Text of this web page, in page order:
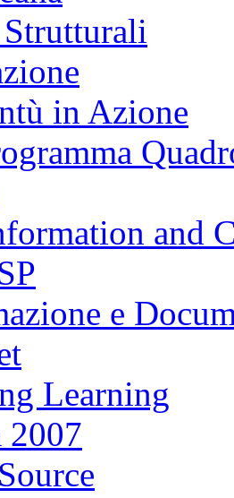
in Azione
and
e
Learning
2007